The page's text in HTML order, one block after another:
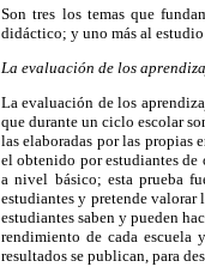
Son tres los temas que
didáctico; y uno más al
La evaluación de los
La evaluación de los
que durante un ciclo escolar
las elaboradas por las propias
el obtenido por estudiantes de
a nivel básico; esta prueba
estudiantes y pretende valorar
estudiantes saben y pueden
rendimiento de cada escuela
resultados se publican, para